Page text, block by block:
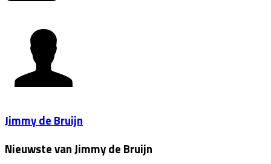
Jimmy de Bruijn
Nieuwste van Jimmy de Bruijn